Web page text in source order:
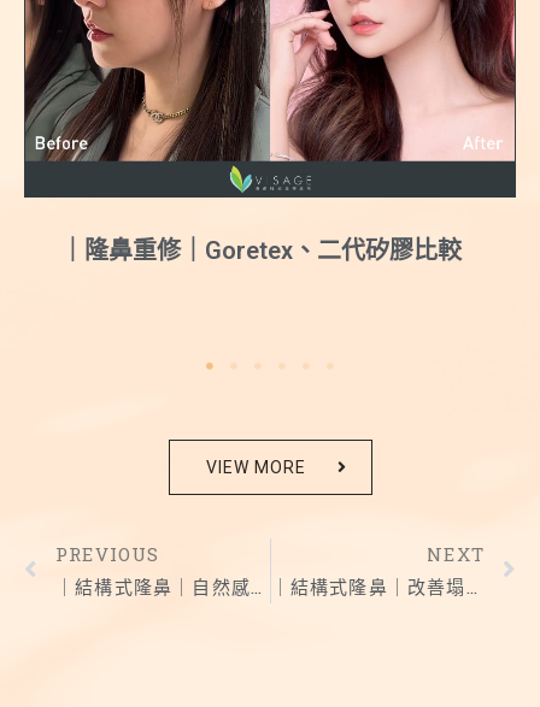
｜隆鼻重修｜Goretex、二代矽膠比較
VIEW MORE
PREVIOUS
NEXT